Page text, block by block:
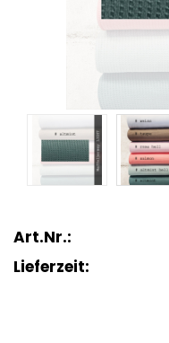
Art.Nr.:
Lieferzeit: